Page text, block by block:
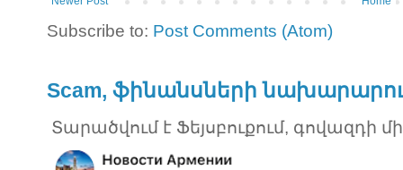
Subscribe to: Post Comments (Atom)
Scam, ֆինանսների
Տարածվում է Ֆեյսբուքում, գովազդի